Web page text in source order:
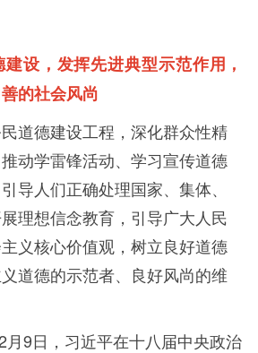
设，发挥先进典型示范作用，
的社会风尚
道德建设工程，深化群众性精
动学雷锋活动、学习宣传道德
导人们正确处理国家、集体、
理想信念教育，引导广大人民
义核心价值观，树立良好道德
道德的示范者、良好风尚的维
月9日，习近平在十八届中央政治